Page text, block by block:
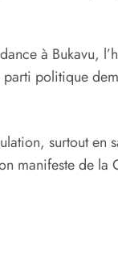
à Bukavu,
politique
surtout en
manifeste de la